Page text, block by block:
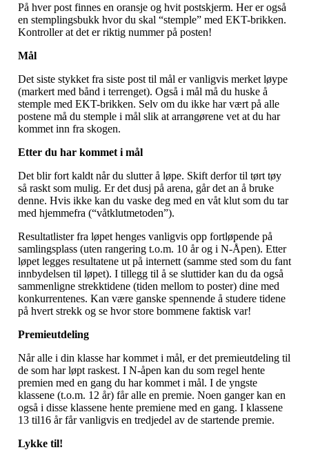
På hver post finnes en oransje og hvit postskjerm. Her er også
en stemplingsbukk hvor du skal “stemple” med EKT-brikken.
Kontroller at det er riktig nummer på posten!
Mål
Det siste stykket fra siste post til mål er vanligvis merket løype
(markert med bånd i terrenget). Også i mål må du huske å
stemple med EKT-brikken. Selv om du ikke har vært på alle
postene må du stemple i mål slik at arrangørene vet at du har
kommet inn fra skogen.
Etter du har kommet i mål
Det blir fort kaldt når du slutter å løpe. Skift derfor til tørt tøy
så raskt som mulig. Er det dusj på arena, går det an å bruke
denne. Hvis ikke kan du vaske deg med en våt klut som du tar
med hjemmefra (“våtklutmetoden”).
Resultatlister fra løpet henges vanligvis opp fortløpende på
samlingsplass (uten rangering t.o.m. 10 år og i N-Åpen). Etter
løpet legges resultatene ut på internett (samme sted som du fant
innbydelsen til løpet). I tillegg til å se sluttider kan du da også
sammenligne strekktidene (tiden mellom to poster) dine med
konkurrentenes. Kan være ganske spennende å studere tidene
på hvert strekk og se hvor store bommene faktisk var!
Premieutdeling
Når alle i din klasse har kommet i mål, er det premieutdeling til
de som har løpt raskest. I N-åpen kan du som regel hente
premien med en gang du har kommet i mål. I de yngste
klassene (t.o.m. 12 år) får alle en premie. Noen ganger kan en
også i disse klassene hente premiene med en gang. I klassene
13 til16 år får vanligvis en tredjedel av de startende premie.
Lykke til!